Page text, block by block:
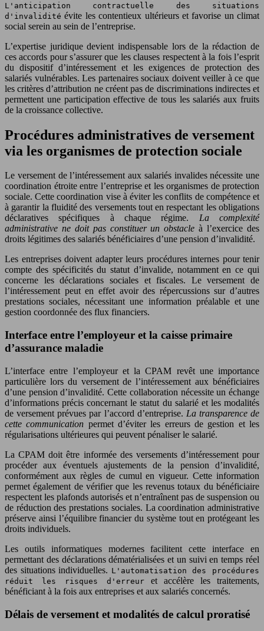
L'anticipation contractuelle des situations
d'invalidité évite les contentieux ultérieurs et favorise un climat
social serein au sein de l’entreprise.
L’expertise juridique devient indispensable lors de la rédaction de
ces accords pour s’assurer que les clauses respectent à la fois l’esprit
du dispositif d’intéressement et les exigences de protection des
salariés vulnérables. Les partenaires sociaux doivent veiller à ce que
les critères d’attribution ne créent pas de discriminations indirectes et
permettent une participation effective de tous les salariés aux fruits
de la croissance collective.
Procédures administratives de versement
via les organismes de protection sociale
Le versement de l’intéressement aux salariés invalides nécessite une
coordination étroite entre l’entreprise et les organismes de protection
sociale. Cette coordination vise à éviter les conflits de compétence et
à garantir la fluidité des versements tout en respectant les obligations
déclaratives spécifiques à chaque régime. La complexité
administrative ne doit pas constituer un obstacle à l’exercice des
droits légitimes des salariés bénéficiaires d’une pension d’invalidité.
Les entreprises doivent adapter leurs procédures internes pour tenir
compte des spécificités du statut d’invalide, notamment en ce qui
concerne les déclarations sociales et fiscales. Le versement de
l’intéressement peut en effet avoir des répercussions sur d’autres
prestations sociales, nécessitant une information préalable et une
gestion coordonnée des flux financiers.
Interface entre l’employeur et la caisse primaire
d’assurance maladie
L’interface entre l’employeur et la CPAM revêt une importance
particulière lors du versement de l’intéressement aux bénéficiaires
d’une pension d’invalidité. Cette collaboration nécessite un échange
d’informations précis concernant le statut du salarié et les modalités
de versement prévues par l’accord d’entreprise. La transparence de
cette communication permet d’éviter les erreurs de gestion et les
régularisations ultérieures qui peuvent pénaliser le salarié.
La CPAM doit être informée des versements d’intéressement pour
procéder aux éventuels ajustements de la pension d’invalidité,
conformément aux règles de cumul en vigueur. Cette information
permet également de vérifier que les revenus totaux du bénéficiaire
respectent les plafonds autorisés et n’entraînent pas de suspension ou
de réduction des prestations sociales. La coordination administrative
préserve ainsi l’équilibre financier du système tout en protégeant les
droits individuels.
Les outils informatiques modernes facilitent cette interface en
permettant des déclarations dématérialisées et un suivi en temps réel
des situations individuelles. L'automatisation des procédures
réduit les risques d'erreur et accélère les traitements,
bénéficiant à la fois aux entreprises et aux salariés concernés.
Délais de versement et modalités de calcul proratisé